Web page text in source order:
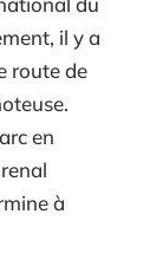
il y a
route de
en
à